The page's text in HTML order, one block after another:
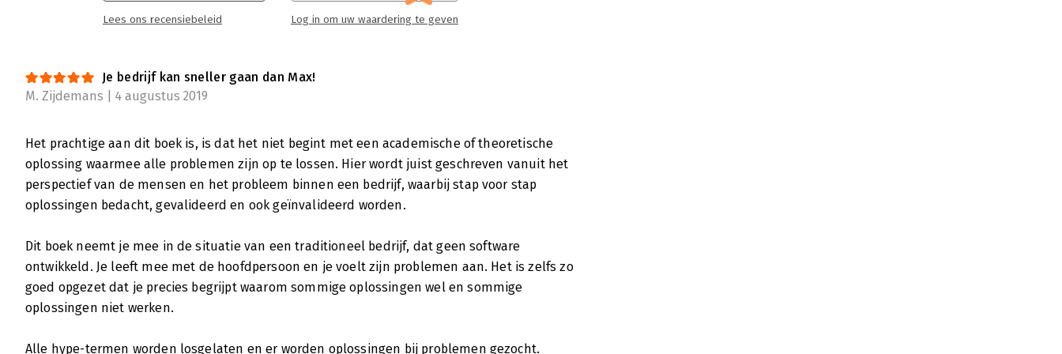
Lees ons recensiebeleid Log in om uw waardering te geven
Je bedrijf kan sneller gaan dan Max!
M. Zijdemans | 4 augustus 2019
Het prachtige aan dit boek is, is dat het niet begint met een academische of theoretische
oplossing waarmee alle problemen zijn op te lossen. Hier wordt juist geschreven vanuit het
perspectief van de mensen en het probleem binnen een bedrijf, waarbij stap voor stap
oplossingen bedacht, gevalideerd en ook geïnvalideerd worden.
Dit boek neemt je mee in de situatie van een traditioneel bedrijf, dat geen software
ontwikkeld. Je leeft mee met de hoofdpersoon en je voelt zijn problemen aan. Het is zelfs zo
goed opgezet dat je precies begrijpt waarom sommige oplossingen wel en sommige
oplossingen niet werken.
Alle hype-termen worden losgelaten en er worden oplossingen bij problemen gezocht.